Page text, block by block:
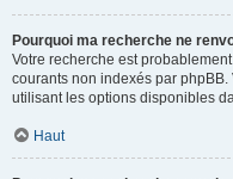
Pourquoi ma recherche ne
Votre recherche est
courants non indexés par
utilisant les options disponibles
Haut